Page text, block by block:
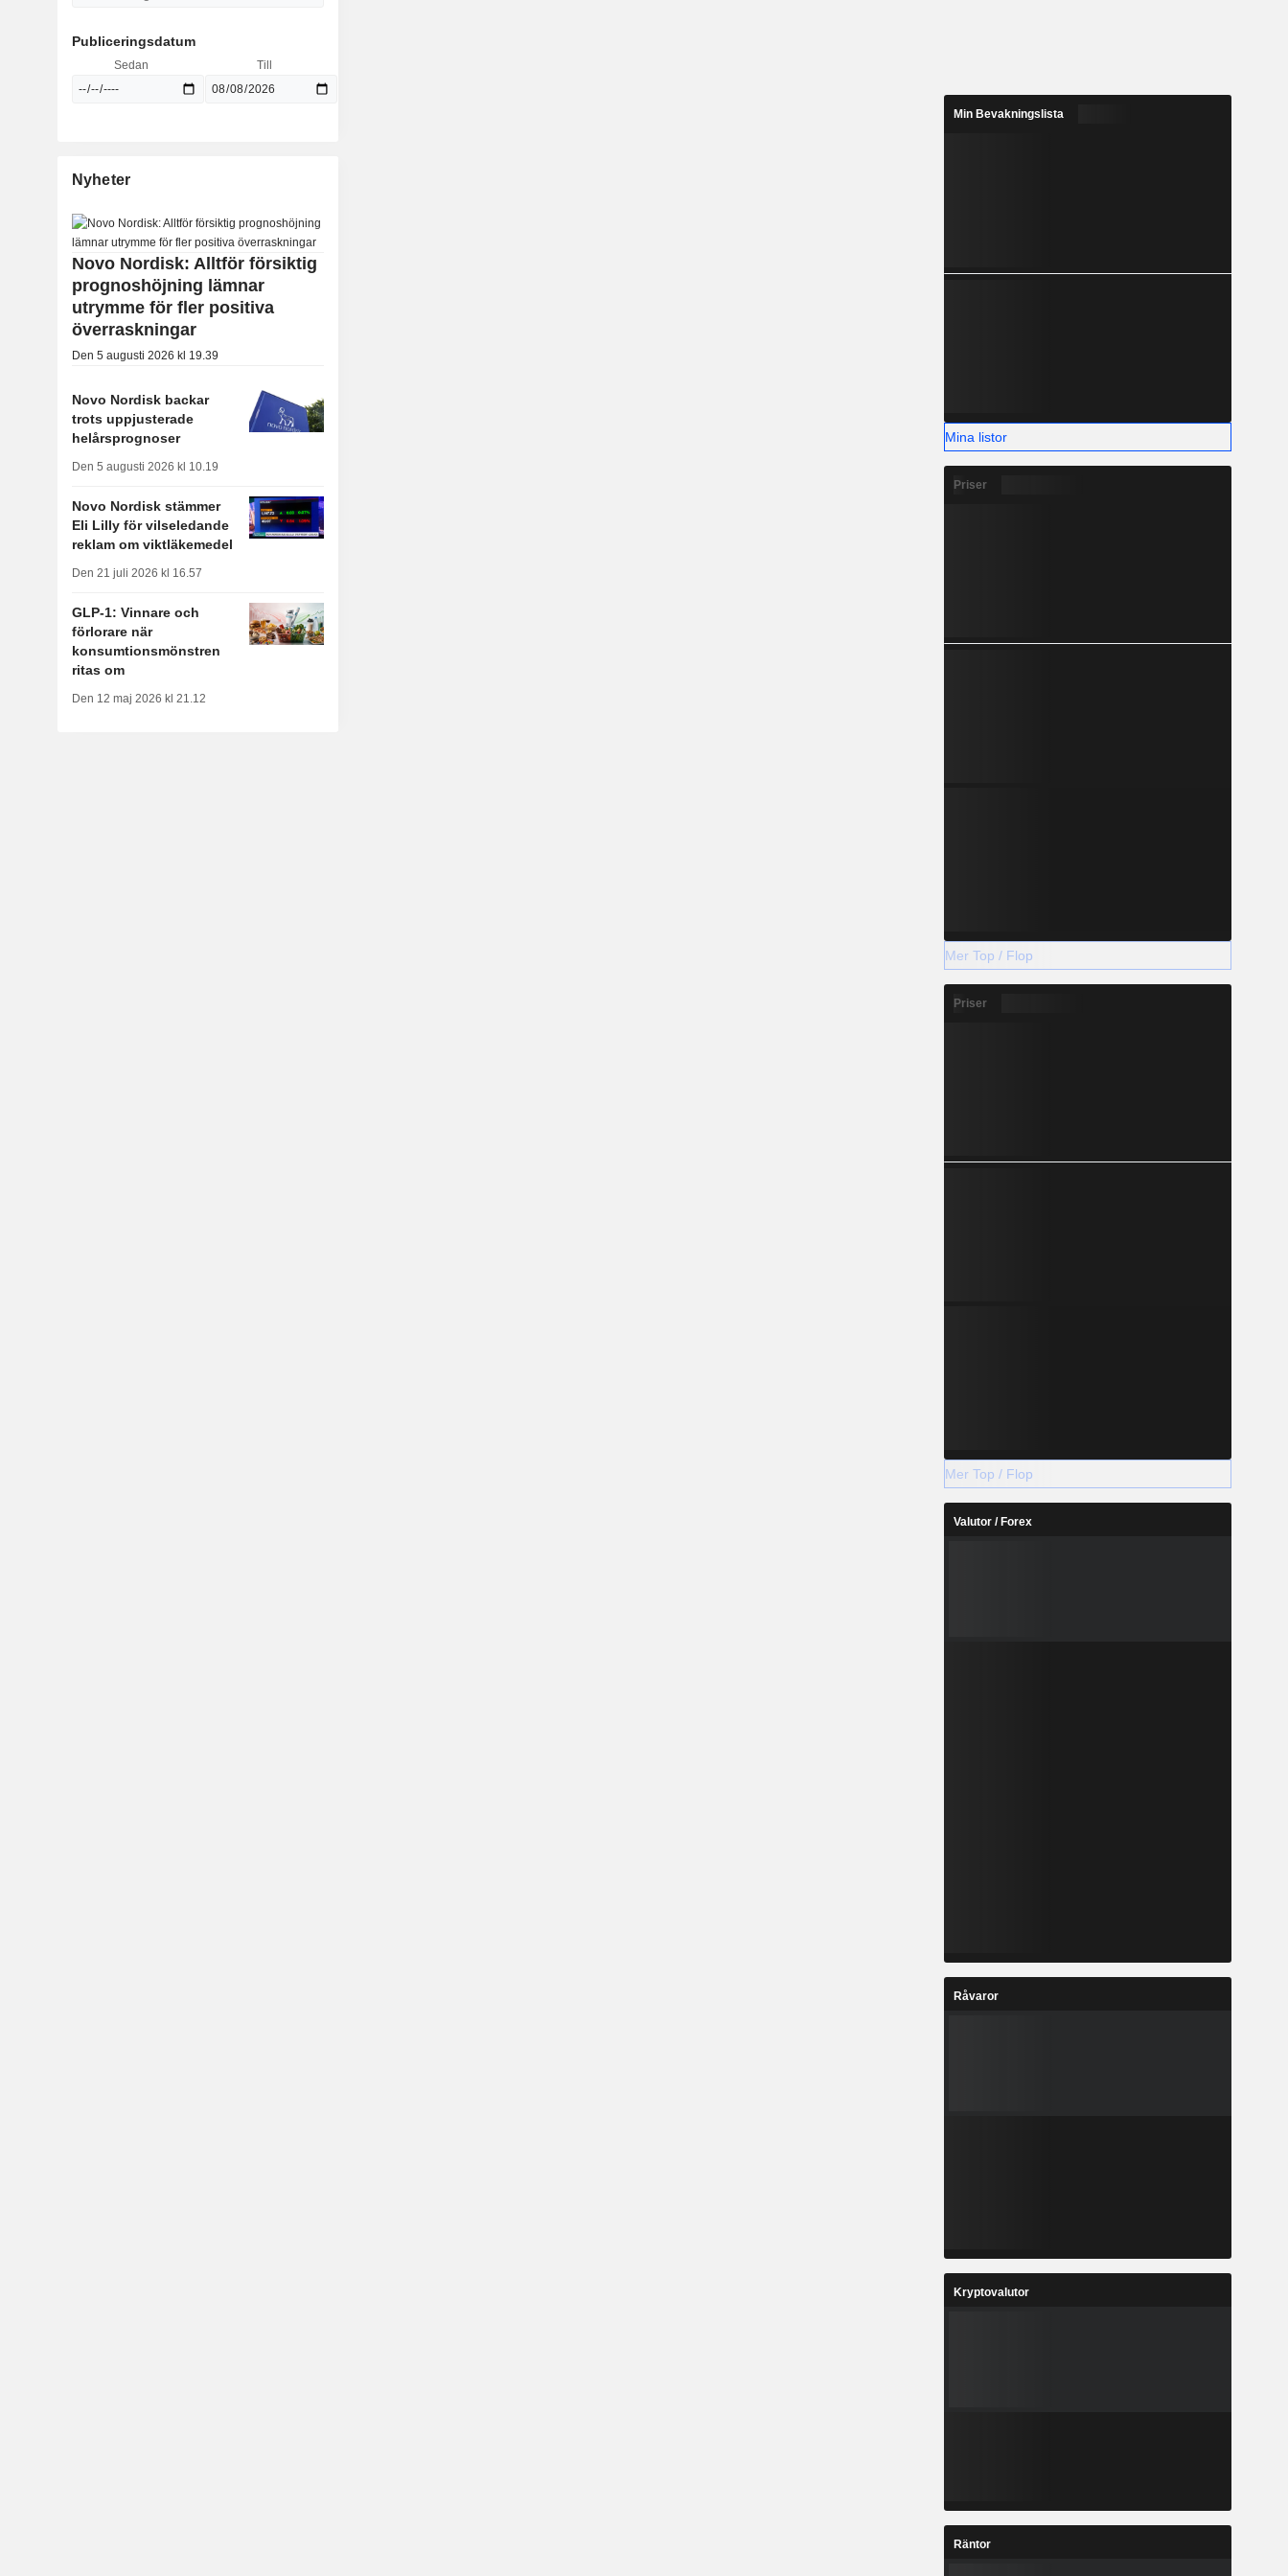
Publiceringsdatum
Sedan Till
Nyheter
Novo Nordisk: Alltför försiktig
prognoshöjning lämnar
utrymme för fler positiva
överraskningar
Den 5 augusti 2026 kl 19.39
Novo Nordisk backar
trots uppjusterade
helårsprognoser
Den 5 augusti 2026 kl 10.19
Novo Nordisk stämmer
Eli Lilly för vilseledande
reklam om viktläkemedel
Den 21 juli 2026 kl 16.57
GLP-1: Vinnare och
förlorare när
konsumtionsmönstren
ritas om
Den 12 maj 2026 kl 21.12
Min Bevakningslista
Mina listor
Priser
Mer Top / Flop
Priser
Mer Top / Flop
Valutor / Forex
Råvaror
Kryptovalutor
Räntor